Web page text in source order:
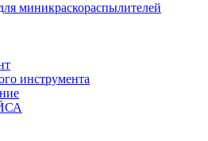
миникраскораспылителей
инструмента